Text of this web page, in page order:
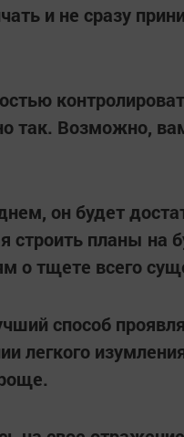
и не сразу
так. Возможно,
он будет
строить планы на
о тщете всего
способ
легкого